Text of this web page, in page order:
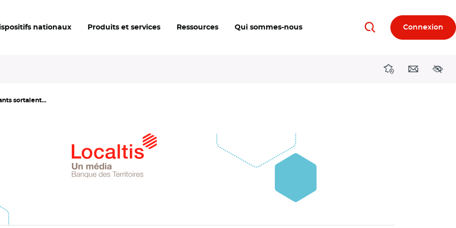
nationaux Produits et services Ressources Qui sommes-nous RechercherConnexion
DirectionsContact
sortaient...